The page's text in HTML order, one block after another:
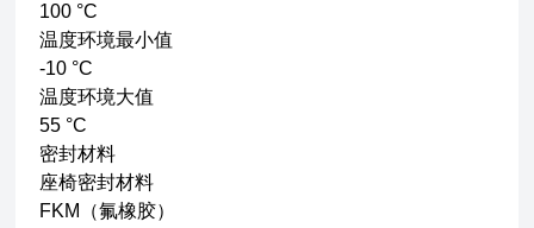
100 °C
温度环境最小值
-10 °C
温度环境大值
55 °C
密封材料
座椅密封材料
FKM（氟橡胶）